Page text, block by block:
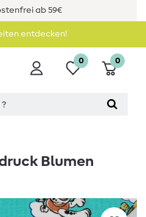
ab 59€
entdecken!
0 0
Blumen